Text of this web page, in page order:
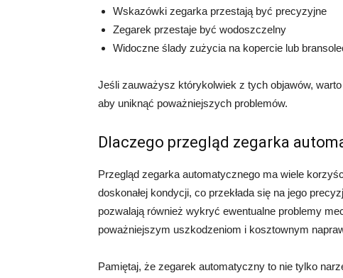
Wskazówki zegarka przestają być precyzyjne
Zegarek przestaje być wodoszczelny
Widoczne ślady zużycia na kopercie lub
Jeśli zauważysz którykolwiek z tych objawów,
aby uniknąć poważniejszych problemów.
Dlaczego przegląd zegarka
Przegląd zegarka automatycznego ma wiele
doskonałej kondycji, co przekłada się na jego
pozwalają również wykryć ewentualne problemy
poważniejszym uszkodzeniom i kosztownym
Pamiętaj, że zegarek automatyczny to nie tylko